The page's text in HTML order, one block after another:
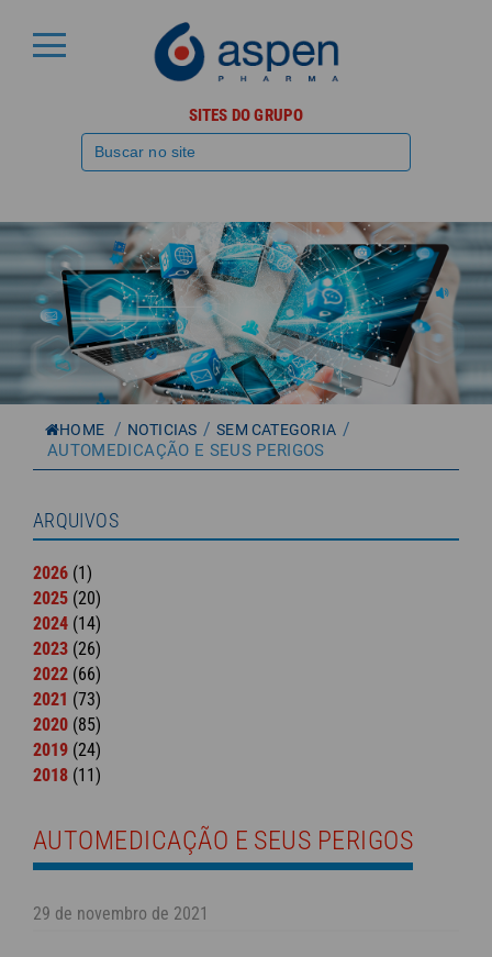
SITES DO GRUPO
HOME / NOTICIAS / SEM CATEGORIA /
AUTOMEDICAÇÃO E SEUS PERIGOS
AUTOMEDICAÇÃO E SEUS PERIGOS
29 de novembro de 2021
ARQUIVOS
2026 (1)
2025 (20)
2024 (14)
2023 (26)
2022 (66)
2021 (73)
2020 (85)
2019 (24)
2018 (11)